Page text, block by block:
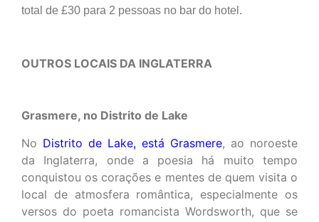
total de £30 para 2 pessoas no bar do hotel.
OUTROS LOCAIS DA INGLATERRA
Grasmere, no Distrito de Lake
No Distrito de Lake, está Grasmere, ao noroeste
da Inglaterra, onde a poesia há muito tempo
conquistou os corações e mentes de quem visita o
local de atmosfera romântica, especialmente os
versos do poeta romancista Wordsworth, que se